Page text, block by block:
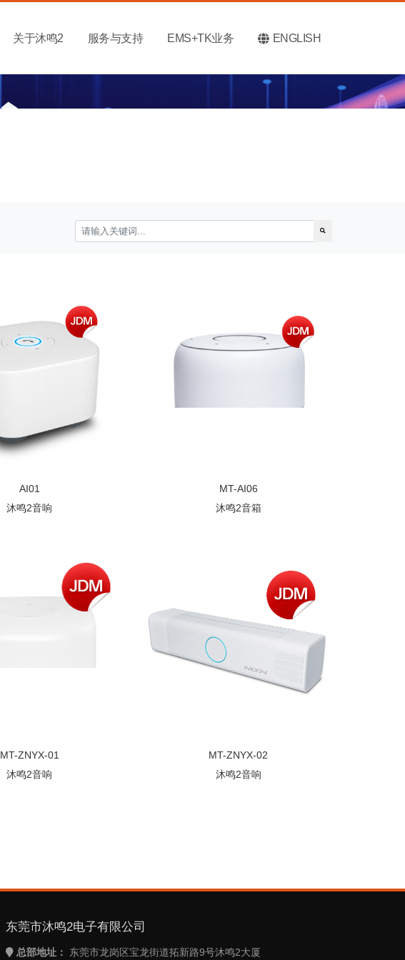
关于沐鸣2 服务与支持 EMS+TK业务 ENGLISH
AI01
沐鸣2音响
MT-AI06
沐鸣2音箱
MT-ZNYX-01
沐鸣2音响
MT-ZNYX-02
沐鸣2音响
东莞市沐鸣2电子有限公司
总部地址： 东莞市龙岗区宝龙街道拓新路9号沐鸣2大厦